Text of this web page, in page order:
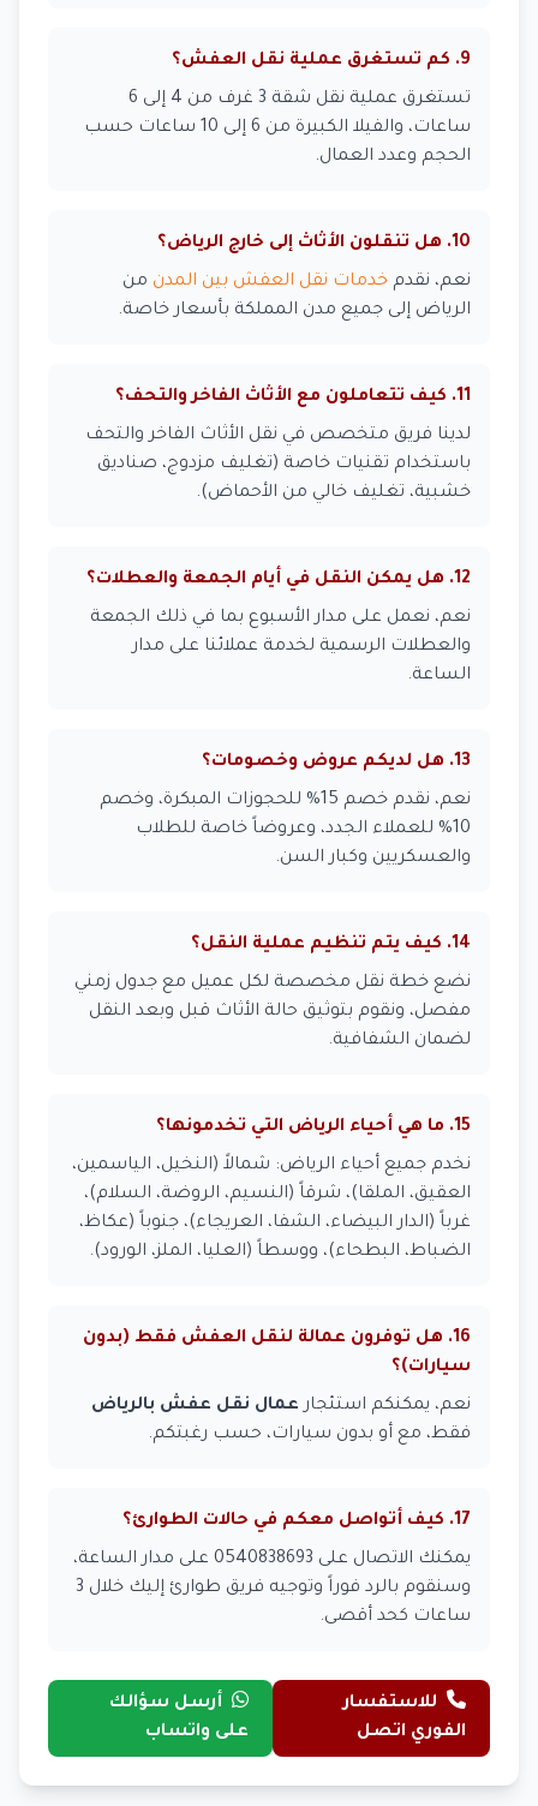
9. كم تستغرق عملية نقل العفش؟
تستغرق عملية نقل شقة 3 غرف من 4 إلى 6
ساعات، والفيلا الكبيرة من 6 إلى 10 ساعات حسب
الحجم وعدد العمال.
10. هل تنقلون الأثاث إلى خارج الرياض؟
نعم، نقدم خدمات نقل العفش بين المدن من
الرياض إلى جميع مدن المملكة بأسعار خاصة.
11. كيف تتعاملون مع الأثاث الفاخر والتحف؟
لدينا فريق متخصص في نقل الأثاث الفاخر والتحف
باستخدام تقنيات خاصة (تغليف مزدوج، صناديق
خشبية، تغليف خالي من الأحماض).
12. هل يمكن النقل في أيام الجمعة والعطلات؟
نعم، نعمل على مدار الأسبوع بما في ذلك الجمعة
والعطلات الرسمية لخدمة عملائنا على مدار
الساعة.
13. هل لديكم عروض وخصومات؟
نعم، نقدم خصم 15% للحجوزات المبكرة، وخصم
10% للعملاء الجدد، وعروضاً خاصة للطلاب
والعسكريين وكبار السن.
14. كيف يتم تنظيم عملية النقل؟
نضع خطة نقل مخصصة لكل عميل مع جدول زمني
مفصل، ونقوم بتوثيق حالة الأثاث قبل وبعد النقل
لضمان الشفافية.
15. ما هي أحياء الرياض التي تخدمونها؟
نخدم جميع أحياء الرياض: شمالاً (النخيل، الياسمين،
العقيق، الملقا)، شرقاً (النسيم، الروضة، السلام)،
غرباً (الدار البيضاء، الشفا، العريجاء)، جنوباً (عكاظ،
الضباط، البطحاء)، ووسطاً (العليا، الملز، الورود).
16. هل توفرون عمالة لنقل العفش فقط (بدون
سيارات)؟
نعم، يمكنكم استئجار عمال نقل عفش بالرياض
فقط، مع أو بدون سيارات، حسب رغبتكم.
17. كيف أتواصل معكم في حالات الطوارئ؟
يمكنك الاتصال على 0540838693 على مدار الساعة،
وسنقوم بالرد فوراً وتوجيه فريق طوارئ إليك خلال 3
ساعات كحد أقصى.
للاستفسار
الفوري اتصل
أرسل سؤالك
على واتساب